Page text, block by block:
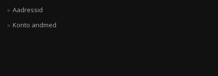
Aadressid
Konto andmed